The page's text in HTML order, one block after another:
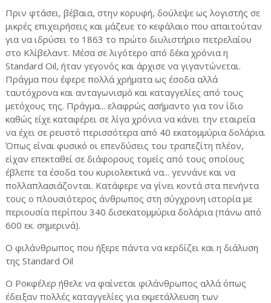
Πριν φτάσει, βέβαια, στην κορυφή, δούλεψε ως λογιστής σε
μικρές επιχειρήσεις και μάζευε το κεφάλαιο που απαιτούταν
για να ιδρύσει το 1863 το πρώτο διυλιστήριο πετρελαίου
στο Κλίβελαντ. Μέσα σε λιγότερο από δέκα χρόνια η
Standard Oil, ήταν γεγονός και άρχισε να γιγαντώνεται.
Πράγμα που έφερε πολλά χρήματα ως έσοδα αλλά
ταυτόχρονα και ανταγωνισμό και καταγγελίες από τους
μετόχους της. Πράγμα... ελαφρώς ασήμαντο για τον ίδιο
καθώς είχε καταφέρει σε λίγα χρόνια να κάνει την εταιρεία
να έχει σε ρευστό περισσότερα από 40 εκατομμύρια δολάρια.
Όπως είναι φυσικό οι επενδύσεις του τραπεζίτη πλέον,
είχαν επεκταθεί σε διάφορους τομείς από τους οποίους
έβλεπε τα έσοδα του κυριολεκτικά να... γεννάνε και να
πολλαπλασιάζονται. Κατάφερε να γίνει κοντά στα πενήντα
τους ο πλουσιότερος άνθρωπος στη σύγχρονη ιστορία με
περιουσία περίπου 340 δισεκατομμύρια δολάρια (πάνω από
600 εκ. σημερινά).
Ο φιλάνθρωπος που ήξερε πάντα να κερδίζει και η διάλυση
της Standard Oil
Ο Ροκφέλερ ήθελε να φαίνεται φιλάνθρωπος αλλά όπως
έδειξαν πολλές καταγγελίες για εκμετάλλευση των